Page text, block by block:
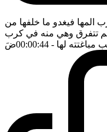
المها فيغدو ما خلفها من
لم تتفرق وهي منه في كرب
مباغتته لها - 00:00:44 ضَ